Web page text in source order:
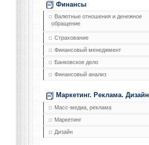
Финансы
Валютные отношения и денежное
обращение
Страхование
Финансовый менеджмент
Банковское дело
Финансовый анализ
Маркетинг. Реклама. Дизайн
Масс-медиа, реклама
Маркетинг
Дизайн